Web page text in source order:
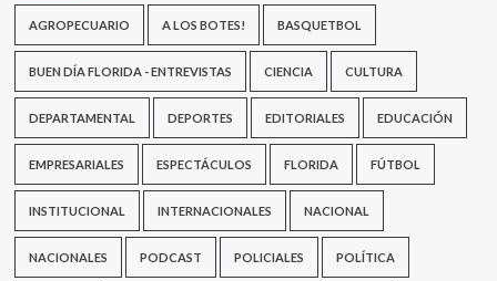
AGROPECUARIO A LOS BOTES! BASQUETBOL
BUEN DÍA FLORIDA - ENTREVISTAS CIENCIA CULTURA
DEPARTAMENTAL DEPORTES EDITORIALES EDUCACIÓN
EMPRESARIALES ESPECTÁCULOS FLORIDA FÚTBOL
INSTITUCIONAL INTERNACIONALES NACIONAL
NACIONALES PODCAST POLICIALES POLÍTICA